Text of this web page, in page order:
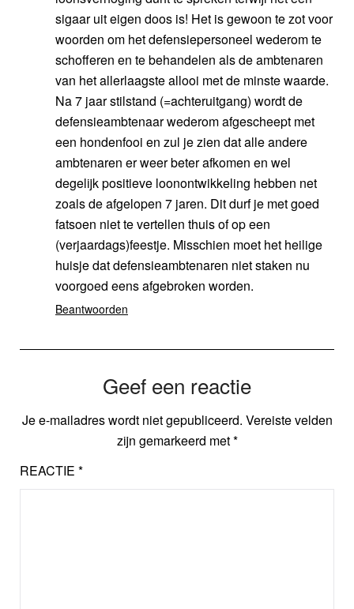
sigaar uit eigen doos is! Het is gewoon te zot voor
woorden om het defensiepersoneel wederom te
schofferen en te behandelen als de ambtenaren
van het allerlaagste allooi met de minste waarde.
Na 7 jaar stilstand (=achteruitgang) wordt de
defensieambtenaar wederom afgescheept met
een hondenfooi en zul je zien dat alle andere
ambtenaren er weer beter afkomen en wel
degelijk positieve loonontwikkeling hebben net
zoals de afgelopen 7 jaren. Dit durf je met goed
fatsoen niet te vertellen thuis of op een
(verjaardags)feestje. Misschien moet het heilige
huisje dat defensieambtenaren niet staken nu
voorgoed eens afgebroken worden.
Beantwoorden
Geef een reactie
Je e-mailadres wordt niet gepubliceerd. Vereiste velden
zijn gemarkeerd met*
REACTIE *